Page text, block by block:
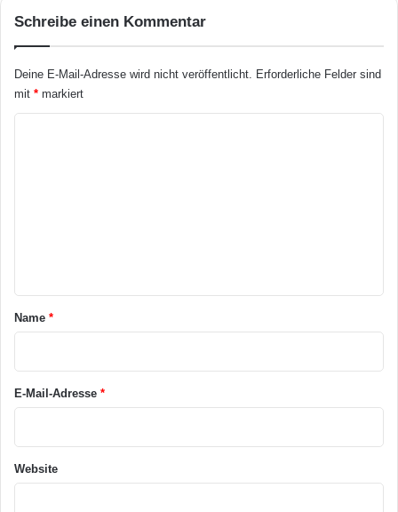
Geborgenheit. Jung und Alt sind fasziniert
Akustik in ihrem Zuhause. (Foto:
epr/Arkus)
r
h
i
t
Schreibe einen Kommentar
Deine E-Mail-Adresse wird nicht veröffentlicht.
Erforderliche Felder sind
mit * markiert
aName *
E-Mail-Adresse *
Website